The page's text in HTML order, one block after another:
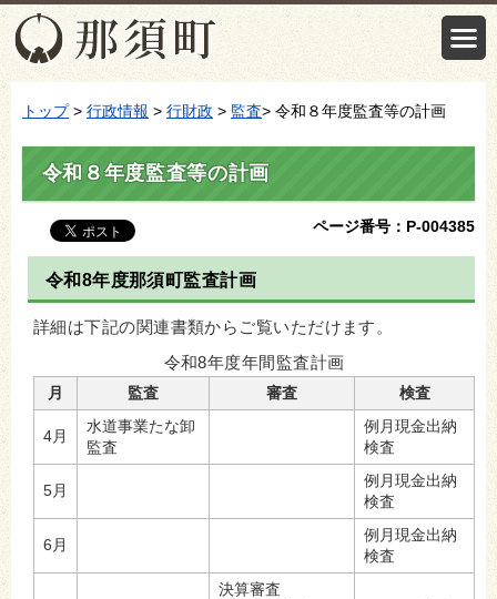
トップ> 行政情報 > 行財政 > 監査> 令和８年度監査等の計画
令和８年度監査等の計画
ページ番号：P-004385
令和8年度那須町監査計画
詳細は下記の関連書類からご覧いただけます。
令和8年度年間監査計画
月
監査 審査 検査
4月
水道事業たな卸
監査
例月現金出納
検査
5月
例月現金出納
検査
6月
例月現金出納
検査
決算審査